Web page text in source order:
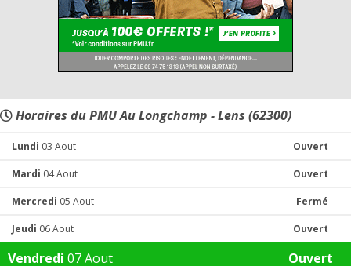
Horaires du PMU Au Longchamp - Lens (62300)
Lundi 03 Aout Ouvert
Mardi 04 Aout Ouvert
Mercredi 05 Aout Fermé
Jeudi 06 Aout Ouvert
Vendredi 07 Aout Ouvert